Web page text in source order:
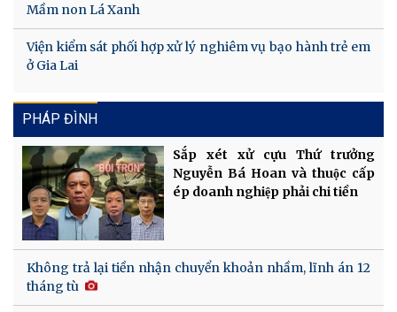
Mầm non Lá Xanh
Viện kiểm sát phối hợp xử lý nghiêm vụ bạo hành trẻ em
ở Gia Lai
PHÁP ĐÌNH
Sắp xét xử cựu Thứ trưởng
Nguyễn Bá Hoan và thuộc cấp
ép doanh nghiệp phải chi tiền
Không trả lại tiền nhận chuyển khoản nhầm, lĩnh án 12
tháng tù